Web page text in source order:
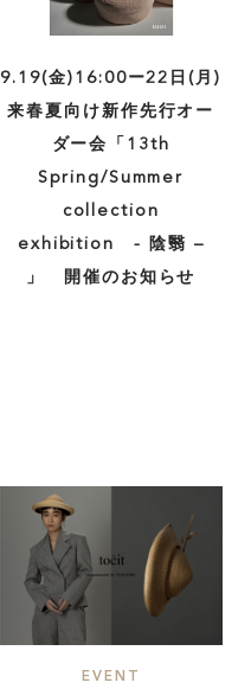
9.19(金)16:00ー22日(月)
来春夏向け新作先行オー
ダー会「13th
Spring/Summer
collection
exhibition - 陰翳 –
」 開催のお知らせ
EVENT